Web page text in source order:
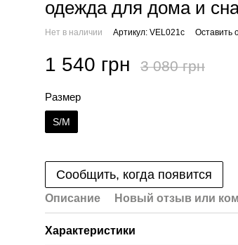
одежда для дома и
Нет в наличии Артикул: VEL021с Оставить
1 540 грн 3 080 грн
Размер
S/M
Сообщить, когда появится
Описание Новый отзыв или
Характеристики